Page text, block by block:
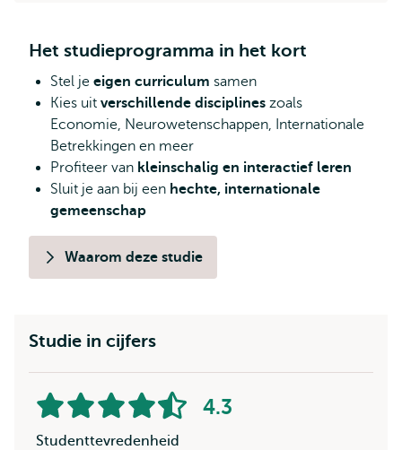
Het studieprogramma in het kort
Stel je eigen curriculum samen
Kies uit verschillende disciplines zoals
Economie, Neurowetenschappen, Internationale
Betrekkingen en meer
Profiteer van kleinschalig en interactief leren
Sluit je aan bij een hechte, internationale
gemeenschap
Waarom deze studie
Studie in cijfers
Aantal
sterren:
4.3
van
5
Studenttevredenheid